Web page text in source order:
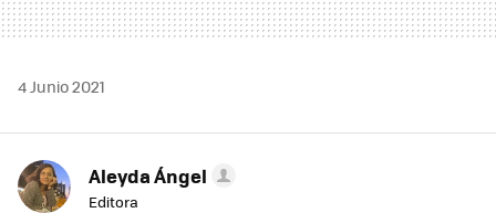
4 Junio 2021
Aleyda Ángel
Editora